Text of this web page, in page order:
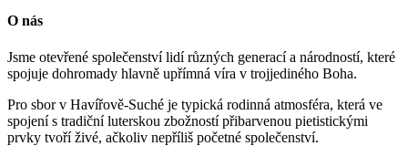
O nás
Jsme otevřené společenství lidí různých generací a národností, které
spojuje dohromady hlavně upřímná víra v trojjediného Boha.
Pro sbor v Havířově-Suché je typická rodinná atmosféra, která ve
spojení s tradiční luterskou zbožností přibarvenou pietistickými
prvky tvoří živé, ačkoliv nepříliš početné společenství.